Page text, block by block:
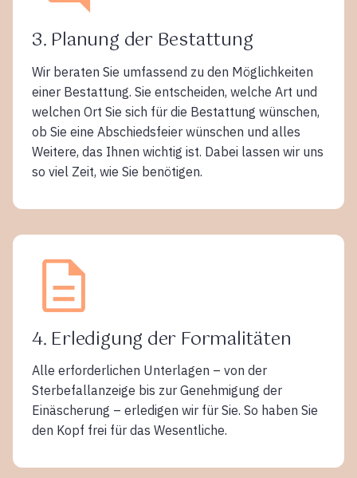
3. Planung der Bestattung
Wir beraten Sie umfassend zu den Möglichkeiten
einer Bestattung. Sie entscheiden, welche Art und
welchen Ort Sie sich für die Bestattung wünschen,
ob Sie eine Abschiedsfeier wünschen und alles
Weitere, das Ihnen wichtig ist. Dabei lassen wir uns
so viel Zeit, wie Sie benötigen.
4. Erledigung der Formalitäten
Alle erforderlichen Unterlagen – von der
Sterbefallanzeige bis zur Genehmigung der
Einäscherung – erledigen wir für Sie. So haben Sie
den Kopf frei für das Wesentliche.